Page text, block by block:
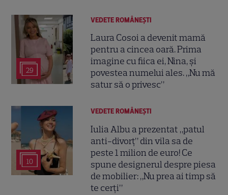
29
VEDETE ROMÂNEŞTI
Laura Cosoi a devenit mamă
pentru a cincea oară. Prima
imagine cu fiica ei, Nina, și
povestea numelui ales. „Nu mă
satur să o privesc”
10
VEDETE ROMÂNEŞTI
Iulia Albu a prezentat „patul
anti-divorț” din vila sa de
peste 1 milion de euro! Ce
spune designerul despre piesa
de mobilier: „Nu prea ai timp să
te cerți”